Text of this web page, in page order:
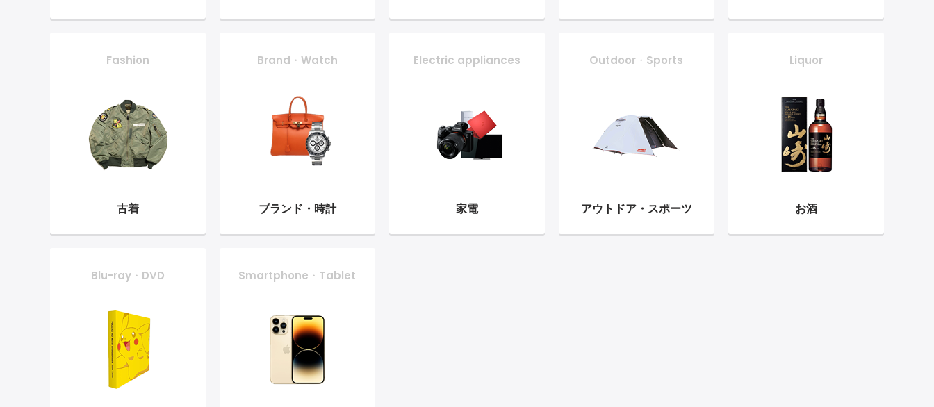
Fashion
古着
Brand・Watch
ブランド・時計
Electric appliances
家電
Outdoor・Sports
アウトドア・ スポーツ
Liquor
お酒
Blu-ray・DVD Smartphone・Tablet